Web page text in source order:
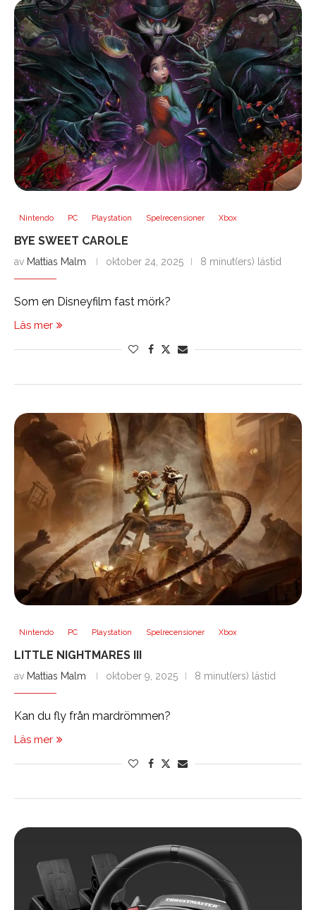
Nintendo PC Playstation Spelrecensioner Xbox
BYE SWEET CAROLE
av Mattias Malm oktober 24, 2025 8 minut(ers) lästid
Som en Disneyfilm fast mörk?
Läs mer
Nintendo PC Playstation Spelrecensioner Xbox
LITTLE NIGHTMARES III
av Mattias Malm oktober 9, 2025 8 minut(ers) lästid
Kan du fly från mardrömmen?
Läs mer